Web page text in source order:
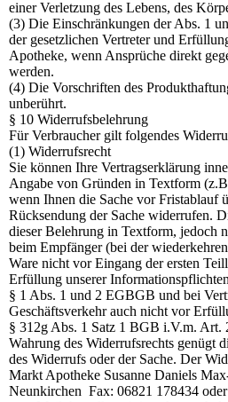
einer Verletzung des Lebens, des
(3) Die Einschränkungen der Abs. 1
der gesetzlichen Vertreter und
Apotheke, wenn Ansprüche direkt
werden.
(4) Die Vorschriften des
unberührt.
§ 10 Widerrufsbelehrung
Für Verbraucher gilt folgendes
(1) Widerrufsrecht
Sie können Ihre Vertragserklärung
Angabe von Gründen in Textform
wenn Ihnen die Sache vor Fristablauf
Rücksendung der Sache widerrufen.
dieser Belehrung in Textform, jedoch
beim Empfänger (bei der
Ware nicht vor Eingang der ersten
Erfüllung unserer
§ 1 Abs. 1 und 2 EGBGB und bei
Geschäftsverkehr auch nicht vor
§ 312g Abs. 1 Satz 1 BGB i.V.m.
Wahrung des Widerrufsrechts genügt
des Widerrufs oder der Sache. Der
Markt Apotheke Susanne Daniels
Neunkirchen Fax: 06821 178434 oder